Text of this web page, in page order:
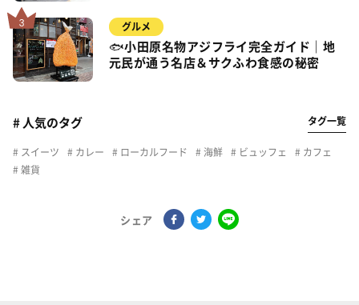
グルメ
🐟小田原名物アジフライ完全ガイド｜地
元民が通う名店＆サクふわ食感の秘密
# 人気のタグ タグ一覧
スイーツ カレー ローカルフード 海鮮 ビュッフェ
カフェ
雑貨
シェア